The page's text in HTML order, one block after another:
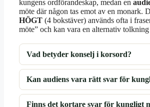
kungens ordförandeskap, medan en
möte där någon tas emot av en monark.
HÖGT (4 bokstäver) används ofta i
möte” och kan vara en alternativ
Vad betyder konselj i korsord?
Kan audiens vara rätt svar för
Finns det kortare svar för kungligt